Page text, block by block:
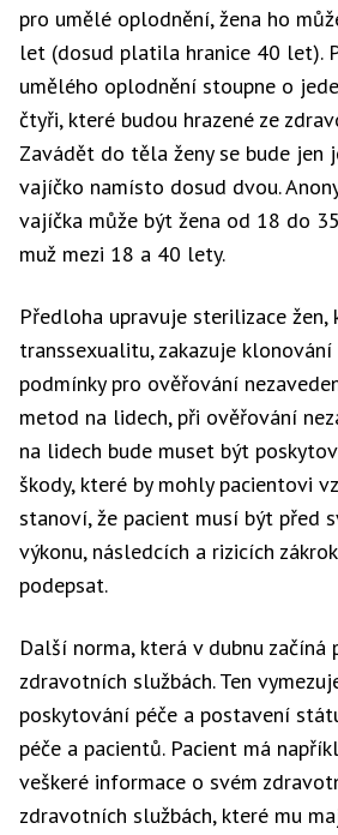
pro umělé oplodnění, žena ho
let (dosud platila hranice 40 let).
umělého oplodnění stoupne o
čtyři, které budou hrazené ze
Zavádět do těla ženy se bude jen
vajíčko namísto dosud dvou.
vajíčka může být žena od 18 do
muž mezi 18 a 40 lety.
Předloha upravuje sterilizace žen,
transsexualitu, zakazuje
podmínky pro ověřování
metod na lidech, při ověřování
na lidech bude muset být
škody, které by mohly pacientovi
stanoví, že pacient musí být před
výkonu, následcích a rizicích
podepsat.
Další norma, která v dubnu
zdravotních službách. Ten
poskytování péče a postavení
péče a pacientů. Pacient má
veškeré informace o svém
zdravotních službách, které mu